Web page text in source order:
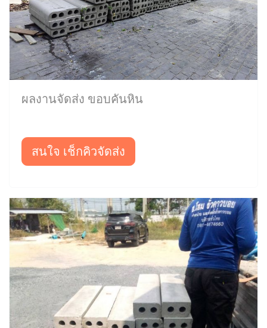
ผลงานจัดส่ง ขอบคันหิน
สนใจ เช็กคิวจัดส่ง